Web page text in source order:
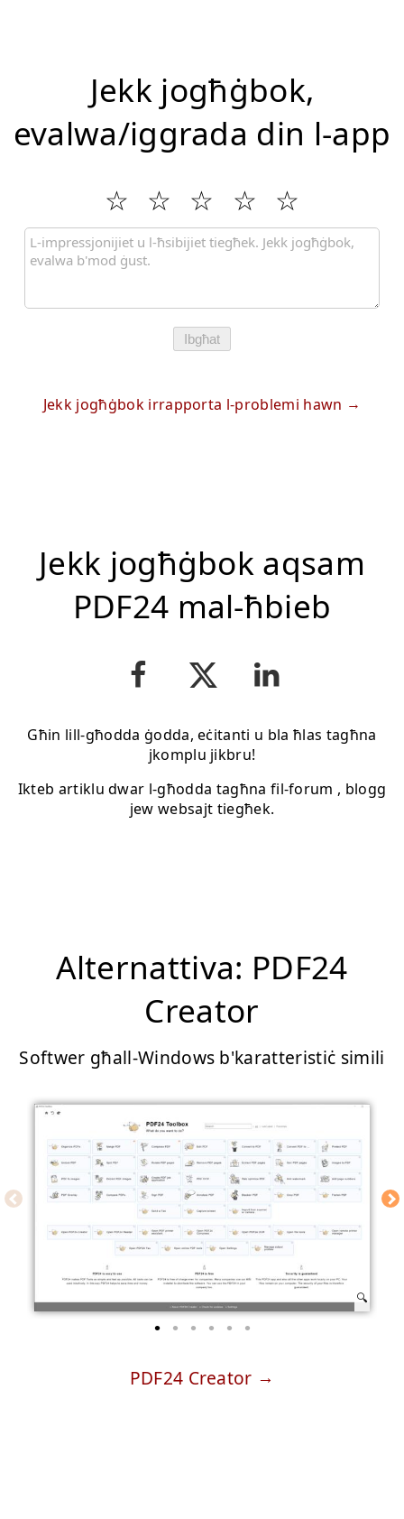
Jekk jogħġbok,
evalwa/iggrada din l-app
Ibgħat
Jekk jogħġbok irrapporta l-problemi hawn
Jekk jogħġbok aqsam
PDF24 mal-ħbieb
Għin lill-għodda ġodda, eċitanti u bla ħlas tagħna
jkomplu jikbru!
Ikteb artiklu dwar l-għodda tagħna fil-forum , blogg
jew websajt tiegħek.
Alternattiva: PDF24
Creator
Softwer għall-Windows b'karatteristiċ simili
PDF24 Creator